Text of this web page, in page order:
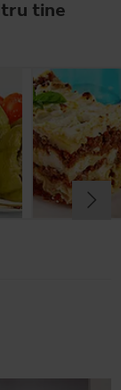
tine
Ardei umpluți
cu carne și
orez
Cel mult 60 minute
Rafinat